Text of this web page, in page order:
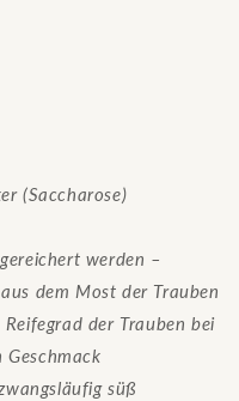
(Saccharose)
werden –
dem Most der Trauben
der Trauben bei
süß